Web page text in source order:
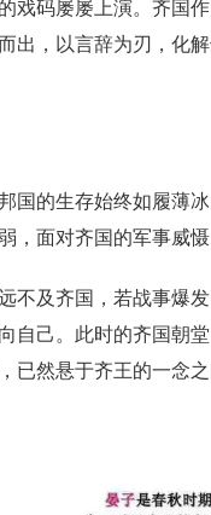
戏码屡屡上演。齐国
出，以言辞为刃，化
国的生存始终如履薄
面对齐国的军事威
不及齐国，若战事爆
自己。此时的齐国朝
已然悬于齐王的一念之